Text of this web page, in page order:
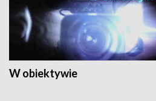
W obiektywie